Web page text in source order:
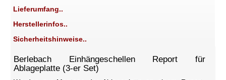
Lieferumfang..
Herstellerinfos..
Sicherheitshinweise..
Berlebach Einhängeschellen Report für
Ablageplatte (3-er Set)